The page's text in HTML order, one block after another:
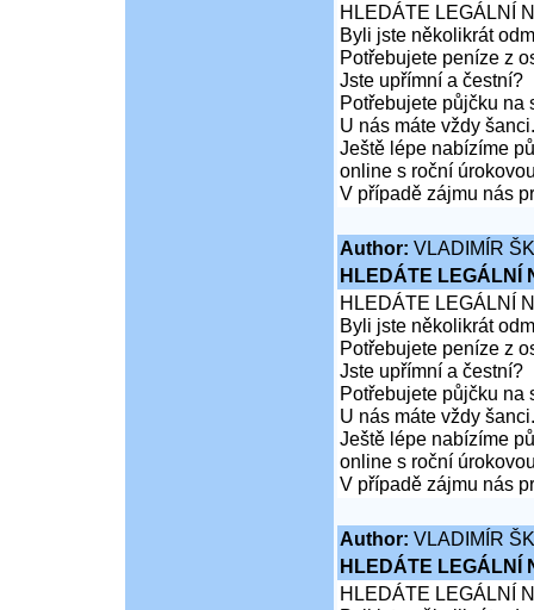
HLEDÁTE LEGÁLNÍ
Byli jste několikrát
Potřebujete peníze z
Jste upřímní a čestní?
Potřebujete půjčku na
U nás máte vždy šanci.
Ještě lépe nabízíme
online s roční
V případě zájmu nás
Author: VLADIMÍR
HLEDÁTE LEGÁLNÍ
HLEDÁTE LEGÁLNÍ
Byli jste několikrát
Potřebujete peníze z
Jste upřímní a čestní?
Potřebujete půjčku na
U nás máte vždy šanci.
Ještě lépe nabízíme
online s roční
V případě zájmu nás
Author: VLADIMÍR
HLEDÁTE LEGÁLNÍ
HLEDÁTE LEGÁLNÍ